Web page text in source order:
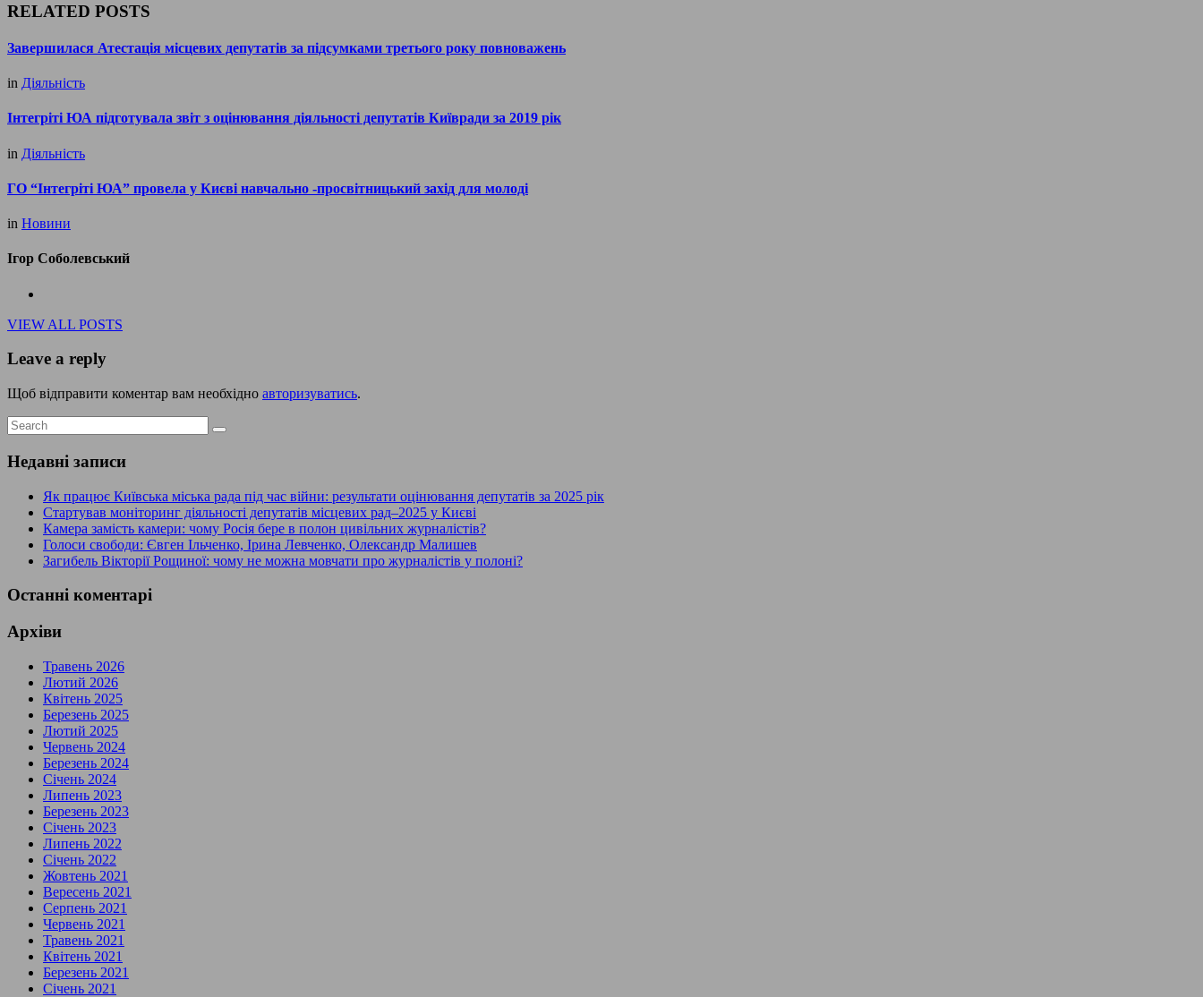
RELATED POSTS
Завершилася Атестація місцевих депутатів за підсумками третього року повноважень
in Діяльність
Інтегріті ЮА підготувала звіт з оцінювання діяльності депутатів Київради за 2019 рік
in Діяльність
ГО “Інтегріті ЮА” провела у Києві навчально -просвітницький захід для молоді
in Новини
Ігор Соболевський
VIEW ALL POSTS
Leave a reply
Щоб відправити коментар вам необхідно авторизуватись.
Недавні записи
Як працює Київська міська рада під час війни: результати оцінювання депутатів за 2025 рік
Стартував моніторинг діяльності депутатів місцевих рад–2025 у Києві
Камера замість камери: чому Росія бере в полон цивільних журналістів?
Голоси свободи: Євген Ільченко, Ірина Левченко, Олександр Малишев
Загибель Вікторії Рощиної: чому не можна мовчати про журналістів у полоні?
Останні коментарі
Архіви
Травень 2026
Лютий 2026
Квітень 2025
Березень 2025
Лютий 2025
Червень 2024
Березень 2024
Січень 2024
Липень 2023
Березень 2023
Січень 2023
Липень 2022
Січень 2022
Жовтень 2021
Вересень 2021
Серпень 2021
Червень 2021
Травень 2021
Квітень 2021
Березень 2021
Січень 2021